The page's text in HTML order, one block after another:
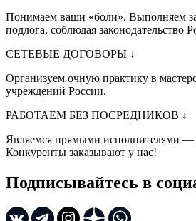
Понимаем ваши «боли». Выполняем
подлога, соблюдая законодательство
СЕТЕВЫЕ ДОГОВОРЫ ↓
Организуем очную практику в
учреждений России.
РАБОТАЕМ БЕЗ ПОСРЕДНИКОВ ↓
Являемся прямыми исполнителями —
Конкуренты заказывают у нас!
Подписывайтесь в